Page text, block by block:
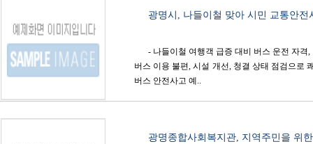
광명시, 나들이철 맞아 시민 교통안전
- 나들이철 여행객 급증 대비 버스 운전 자
버스 이용 불편, 시설 개선, 청결 상태 점검으로
버스 안전사고 예..
광명종합사회복지관, 지역주민을 위